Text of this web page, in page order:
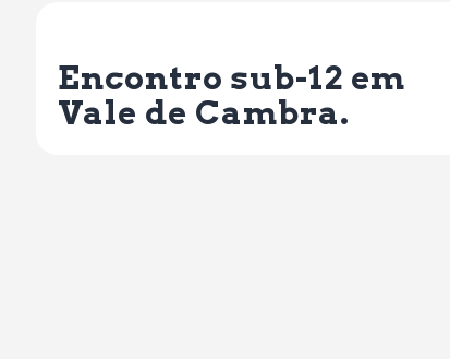
Encontro sub-12 em
Vale de Cambra.